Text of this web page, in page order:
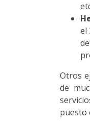
el
Otros
de
puesto